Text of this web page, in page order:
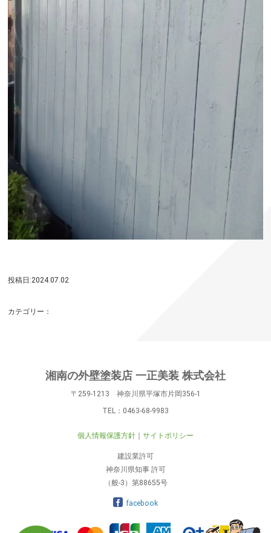
投稿日:2024.07.02
カテゴリー：
湘南の外壁塗装店 一正美装 株式会社
〒259-1213 神奈川県平塚市片岡356-1
TEL： 0463-68-9983
個人情報保護方針 サイトポリシー
建設業許可
神奈川県知事 許可
（般-3）第88655号
facebook